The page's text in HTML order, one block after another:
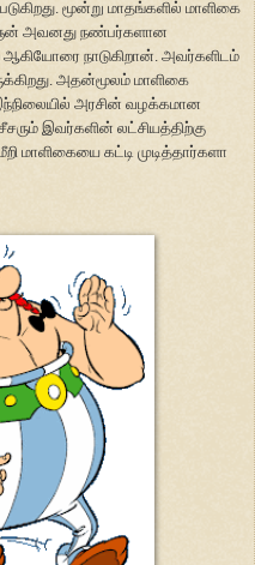
மூன்று மாதங்களில் மாளிகை
அவனது நண்பர்களான
நாடுகிறான். அவர்களிடம்
அதன்மூலம் மாளிகை
அரசின் வழக்கமான
இவர்களின் லட்சியத்திற்கு
மாளிகையை கட்டி முடித்தார்களா